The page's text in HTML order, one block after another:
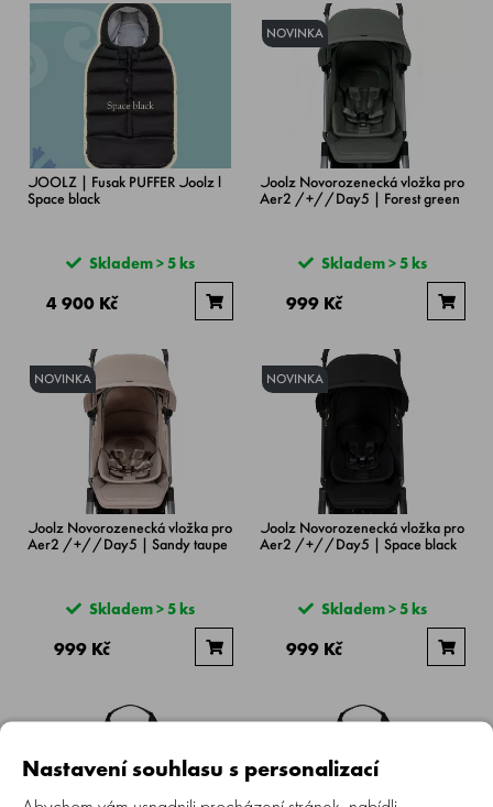
JOOLZ | Fusak PUFFER Joolz l
Space black
Skladem > 5 ks
4 900 Kč
NOVINKA
Joolz Novorozenecká vložka pro
Aer2 /+//Day5 | Forest green
Skladem > 5 ks
999 Kč
NOVINKA
Joolz Novorozenecká vložka pro
Aer2 /+//Day5 | Sandy taupe
Skladem > 5 ks
999 Kč
NOVINKA
Joolz Novorozenecká vložka pro
Aer2 /+//Day5 | Space black
Skladem > 5 ks
999 Kč
Nastavení souhlasu s personalizací